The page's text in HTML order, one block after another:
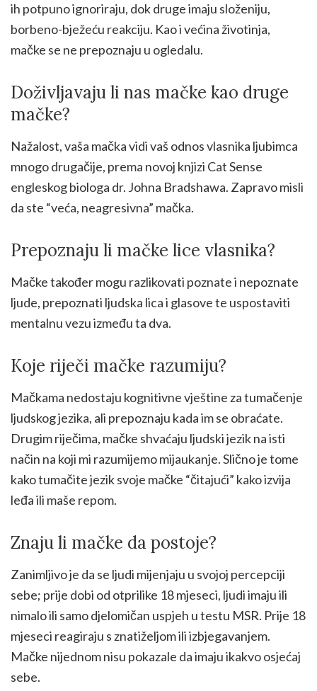
ih potpuno ignoriraju, dok druge imaju složeniju,
borbeno-bježeću reakciju. Kao i većina životinja,
mačke se ne prepoznaju u ogledalu.
Doživljavaju li nas mačke kao druge
mačke?
Nažalost, vaša mačka vidi vaš odnos vlasnika ljubimca
mnogo drugačije, prema novoj knjizi Cat Sense
engleskog biologa dr. Johna Bradshawa. Zapravo misli
da ste “veća, neagresivna” mačka.
Prepoznaju li mačke lice vlasnika?
Mačke također mogu razlikovati poznate i nepoznate
ljude, prepoznati ljudska lica i glasove te uspostaviti
mentalnu vezu između ta dva.
Koje riječi mačke razumiju?
Mačkama nedostaju kognitivne vještine za tumačenje
ljudskog jezika, ali prepoznaju kada im se obraćate.
Drugim riječima, mačke shvaćaju ljudski jezik na isti
način na koji mi razumijemo mijaukanje. Slično je tome
kako tumačite jezik svoje mačke “čitajući” kako izvija
leđa ili maše repom.
Znaju li mačke da postoje?
Zanimljivo je da se ljudi mijenjaju u svojoj percepciji
sebe; prije dobi od otprilike 18 mjeseci, ljudi imaju ili
nimalo ili samo djelomičan uspjeh u testu MSR. Prije 18
mjeseci reagiraju s znatiželjom ili izbjegavanjem.
Mačke nijednom nisu pokazale da imaju ikakvo osjećaj
sebe.